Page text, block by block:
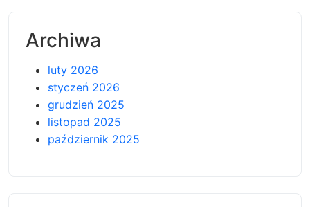
Archiwa
luty 2026
styczeń 2026
grudzień 2025
listopad 2025
październik 2025